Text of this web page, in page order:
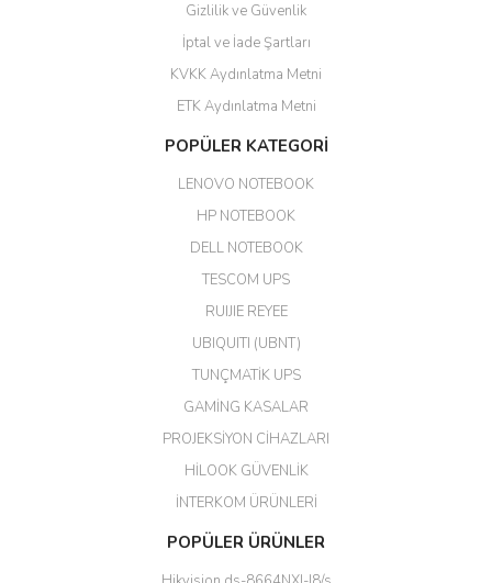
ahmet yiğit | 29/04/2026
Aldığım ürün kapalı kutu teslim
edildi. Teşekkür ederim.
GÜRKAN KETHÜDAOĞLU |
Her şey için teşekkür ederim çok
Erdal Cingöz | 07/02/2026
Başarılı. Bu vasıfta bir ürünü bu
kadar uygun fiyata bulabilmek
büyük şans. Güvenliticaret
Gizlilik ve Güvenlik
İptal ve İade Şartları
KVKK Aydınlatma Metni
ETK Aydınlatma Metni
POPÜLER KATEGORİ
LENOVO NOTEBOOK
HP NOTEBOOK
DELL NOTEBOOK
TESCOM UPS
RUIJIE REYEE
UBIQUITI (UBNT)
TUNÇMATİK UPS
GAMİNG KASALAR
PROJEKSİYON CİHAZLARI
HİLOOK GÜVENLİK
İNTERKOM ÜRÜNLERİ
POPÜLER ÜRÜNLER